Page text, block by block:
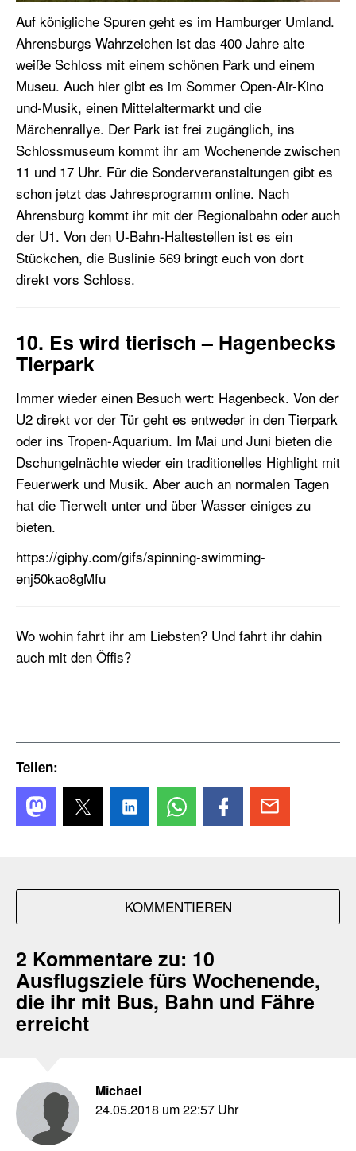
Auf königliche Spuren geht es im Hamburger Umland.
Ahrensburgs Wahrzeichen ist das 400 Jahre alte
weiße Schloss mit einem schönen Park und einem
Museu. Auch hier gibt es im Sommer Open-Air-Kino
und-Musik, einen Mittelaltermarkt und die
Märchenrallye. Der Park ist frei zugänglich, ins
Schlossmuseum kommt ihr am Wochenende zwischen
11 und 17 Uhr. Für die Sonderveranstaltungen gibt es
schon jetzt das Jahresprogramm online. Nach
Ahrensburg kommt ihr mit der Regionalbahn oder auch
der U1. Von den U-Bahn-Haltestellen ist es ein
Stückchen, die Buslinie 569 bringt euch von dort
direkt vors Schloss.
10. Es wird tierisch – Hagenbecks
Tierpark
Immer wieder einen Besuch wert: Hagenbeck. Von der
U2 direkt vor der Tür geht es entweder in den Tierpark
oder ins Tropen-Aquarium. Im Mai und Juni bieten die
Dschungelnächte wieder ein traditionelles Highlight mit
Feuerwerk und Musik. Aber auch an normalen Tagen
hat die Tierwelt unter und über Wasser einiges zu
bieten.
https://giphy.com/gifs/spinning-swimming-
enj50kao8gMfu
Wo wohin fahrt ihr am Liebsten? Und fahrt ihr dahin
auch mit den Öffis?
Teilen:
KOMMENTIEREN
2 Kommentare zu: 10
Ausflugsziele fürs Wochenende,
die ihr mit Bus, Bahn und Fähre
erreicht
Michael
24.05.2018 um 22:57 Uhr